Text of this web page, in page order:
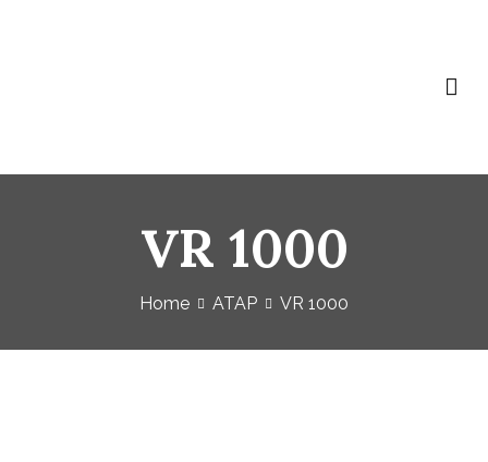
Baja Ringan Vivo
Website Baja Ringan Vivo
VR 1000
Home ATAP VR 1000